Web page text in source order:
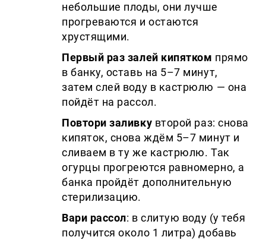
небольшие плоды, они лучше
прогреваются и остаются
хрустящими.
Первый раз залей кипятком прямо
в банку, оставь на 5–7 минут,
затем слей воду в кастрюлю — она
пойдёт на рассол.
Повтори заливку второй раз: снова
кипяток, снова ждём 5–7 минут и
сливаем в ту же кастрюлю. Так
огурцы прогреются равномерно, а
банка пройдёт дополнительную
стерилизацию.
Вари рассол: в слитую воду (у тебя
получится около 1 литра) добавь